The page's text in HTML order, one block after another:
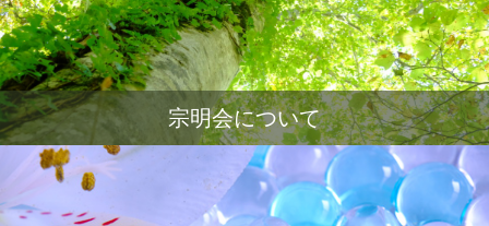
宗明会について